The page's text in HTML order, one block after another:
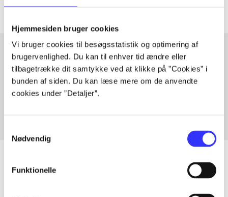
Hjemmesiden bruger cookies
Vi bruger cookies til besøgsstatistik og optimering af
brugervenlighed. Du kan til enhver tid ændre eller
tilbagetrække dit samtykke ved at klikke på ”Cookies” i
bunden af siden. Du kan læse mere om de anvendte
cookies under ”Detaljer”.
Nødvendig
Funktionelle
Artikler med samme emner